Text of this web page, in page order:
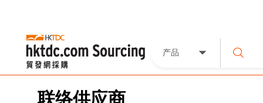
产品
联络供应商